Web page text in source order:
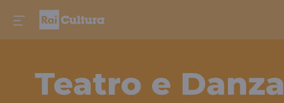
Teatro e Danza